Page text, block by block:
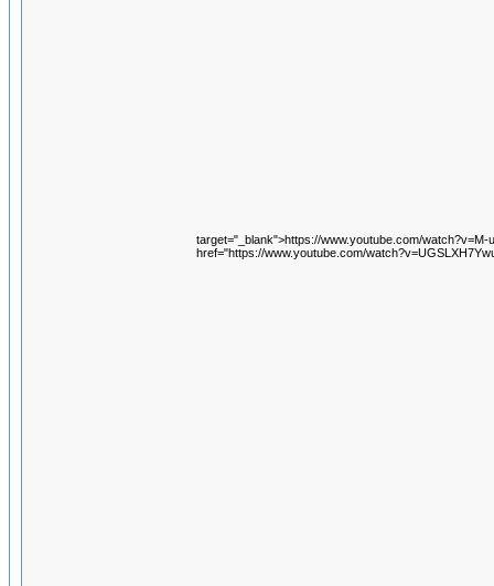
target="_blank">https://www.youtube.com/watch?v=M-
href="https://www.youtube.com/